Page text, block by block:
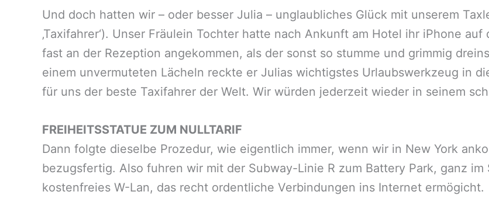
Und doch hatten wir – oder besser Julia – unglaubliches Glück mit unserem
‚Taxifahrer‘). Unser Fräulein Tochter hatte nach Ankunft am Hotel ihr iPhone
fast an der Rezeption angekommen, als der sonst so stumme und grimmig
einem unvermuteten Lächeln reckte er Julias wichtigstes Urlaubswerkzeug in
für uns der beste Taxifahrer der Welt. Wir würden jederzeit wieder in seinem
FREIHEITSSTATUE ZUM NULLTARIF
Dann folgte dieselbe Prozedur, wie eigentlich immer, wenn wir in New York
bezugsfertig. Also fuhren wir mit der Subway-Linie R zum Battery Park, ganz im
kostenfreies W-Lan, das recht ordentliche Verbindungen ins Internet ermögicht.